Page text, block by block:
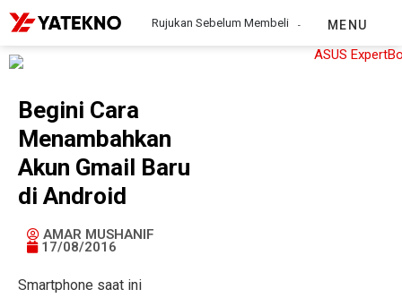
Rujukan Sebelum Membeli MENU
Begini Cara
Menambahkan
Akun Gmail Baru
di Android
AMAR MUSHANIF
17/08/2016
Smartphone saat ini